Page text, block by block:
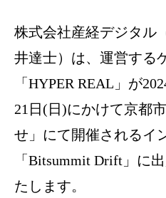
株式会社産経デジタル
井達士）は、運営する
「HYPER REAL」が
21日(日)にかけて京都
せ」にて開催されるイ
「 Bitsummit Drift 」に
たします。